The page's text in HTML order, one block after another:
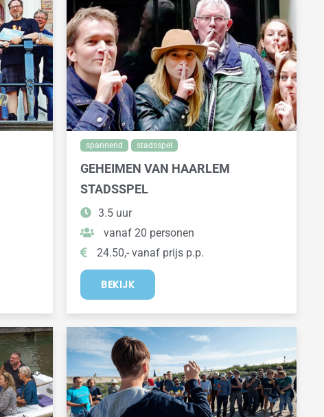
spannend stadsspel
GEHEIMEN VAN HAARLEM
STADSSPEL
3.5 uur
vanaf 20 personen
24.50,- vanaf prijs p.p.
BEKIJK